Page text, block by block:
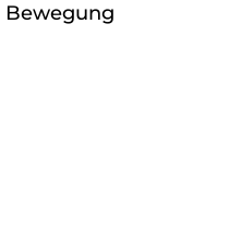
Bewegung